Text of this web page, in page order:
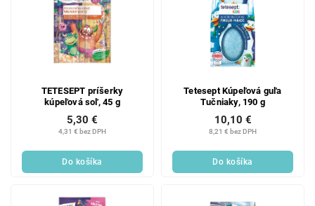
TETESEPT príšerky
kúpeľová soľ, 45 g
4,31 € bez DPH
5,30 €
Do košíka
Tetesept Kúpeľová guľa
Tučniaky, 190 g
8,21 € bez DPH
10,10 €
Do košíka